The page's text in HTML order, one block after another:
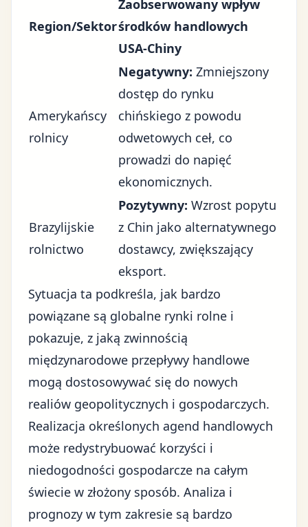
Region/Sektor
Zaobserwowany wpływ
środków handlowych
USA-Chiny
Amerykańscy
rolnicy
Negatywny: Zmniejszony
dostęp do rynku
chińskiego z powodu
odwetowych ceł, co
prowadzi do napięć
ekonomicznych.
Brazylijskie
rolnictwo
Pozytywny: Wzrost popytu
z Chin jako alternatywnego
dostawcy, zwiększający
eksport.
Sytuacja ta podkreśla, jak bardzo
powiązane są globalne rynki rolne i
pokazuje, z jaką zwinnością
międzynarodowe przepływy handlowe
mogą dostosowywać się do nowych
realiów geopolitycznych i gospodarczych.
Realizacja określonych agend handlowych
może redystrybuować korzyści i
niedogodności gospodarcze na całym
świecie w złożony sposób. Analiza i
prognozy w tym zakresie są bardzo